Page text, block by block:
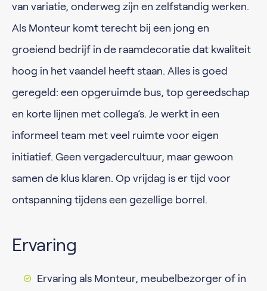
van variatie, onderweg zijn en zelfstandig werken.
Als Monteur komt terecht bij een jong en
groeiend bedrijf in de raamdecoratie dat kwaliteit
hoog in het vaandel heeft staan. Alles is goed
geregeld: een opgeruimde bus, top gereedschap
en korte lijnen met collega’s. Je werkt in een
informeel team met veel ruimte voor eigen
initiatief. Geen vergadercultuur, maar gewoon
samen de klus klaren. Op vrijdag is er tijd voor
ontspanning tijdens een gezellige borrel.
Ervaring
Ervaring als Monteur, meubelbezorger of in